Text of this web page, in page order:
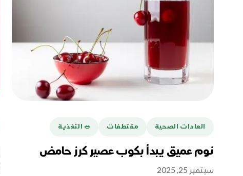
العادات الصحية مقتطفات 🥗 التغذية
نوم عميق يبدأ بكوب عصير كرز حامض
سبتمبر 25, 2025